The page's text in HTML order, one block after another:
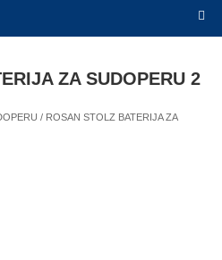
ZA SUDOPERU 2
/ ROSAN STOLZ BATERIJA ZA